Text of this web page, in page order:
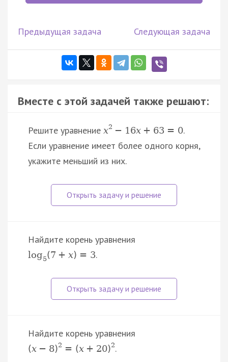
Предыдущая задача Следующая задача
Вместе с этой задачей также решают:
Решите уравнение x2 − 16x + 63 = 0.
Если уравнение имеет более одного корня,
укажите меньший из них.
Найдите корень уравнения
log5(7 + x) = 3.
Найдите корень уравнения
(x − 8)2 = (x + 20)2.